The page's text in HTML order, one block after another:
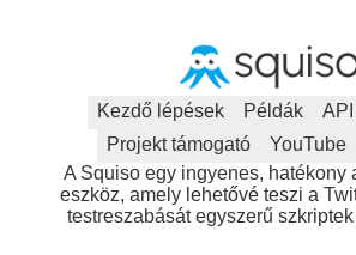
Kezdő lépések Példák API
Projekt támogató
YouTube
A Squiso egy ingyenes, hatékony
eszköz, amely lehetővé teszi a
testreszabását egyszerű